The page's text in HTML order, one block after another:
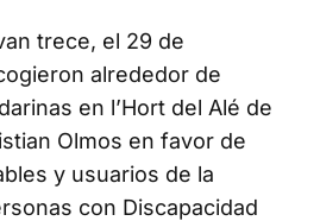
trece, el 29 de
alrededor de
en l’Hort del Alé de
Olmos en favor de
y usuarios de la
con Discapacidad